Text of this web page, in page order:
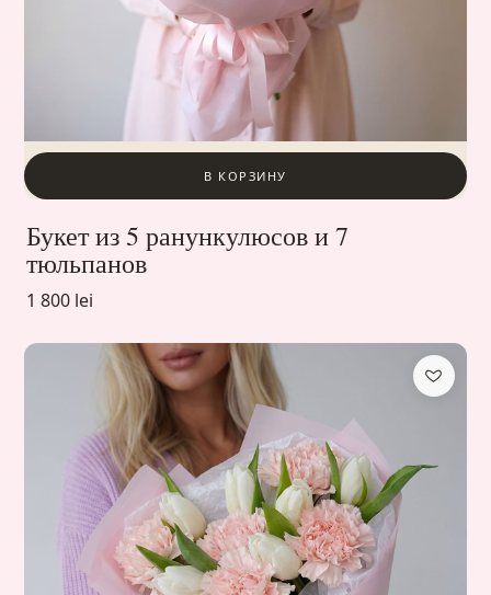
В КОРЗИНУ
Букет из 5 ранункулюсов и 7
тюльпанов
1 800 lei